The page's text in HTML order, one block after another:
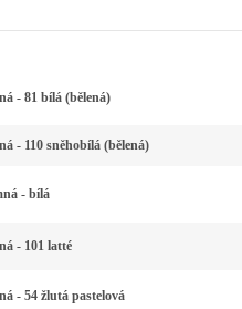
- 81 bílá (bělená)
- 110 sněhobílá (bělená)
- bílá
- 101 latté
- 54 žlutá pastelová